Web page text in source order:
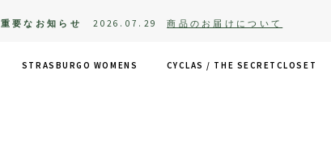
重要なお知らせ 2026.07.29
商品のお届けについて
STRASBURGO WOMENS CYCLAS / THE SECRETCLOSET